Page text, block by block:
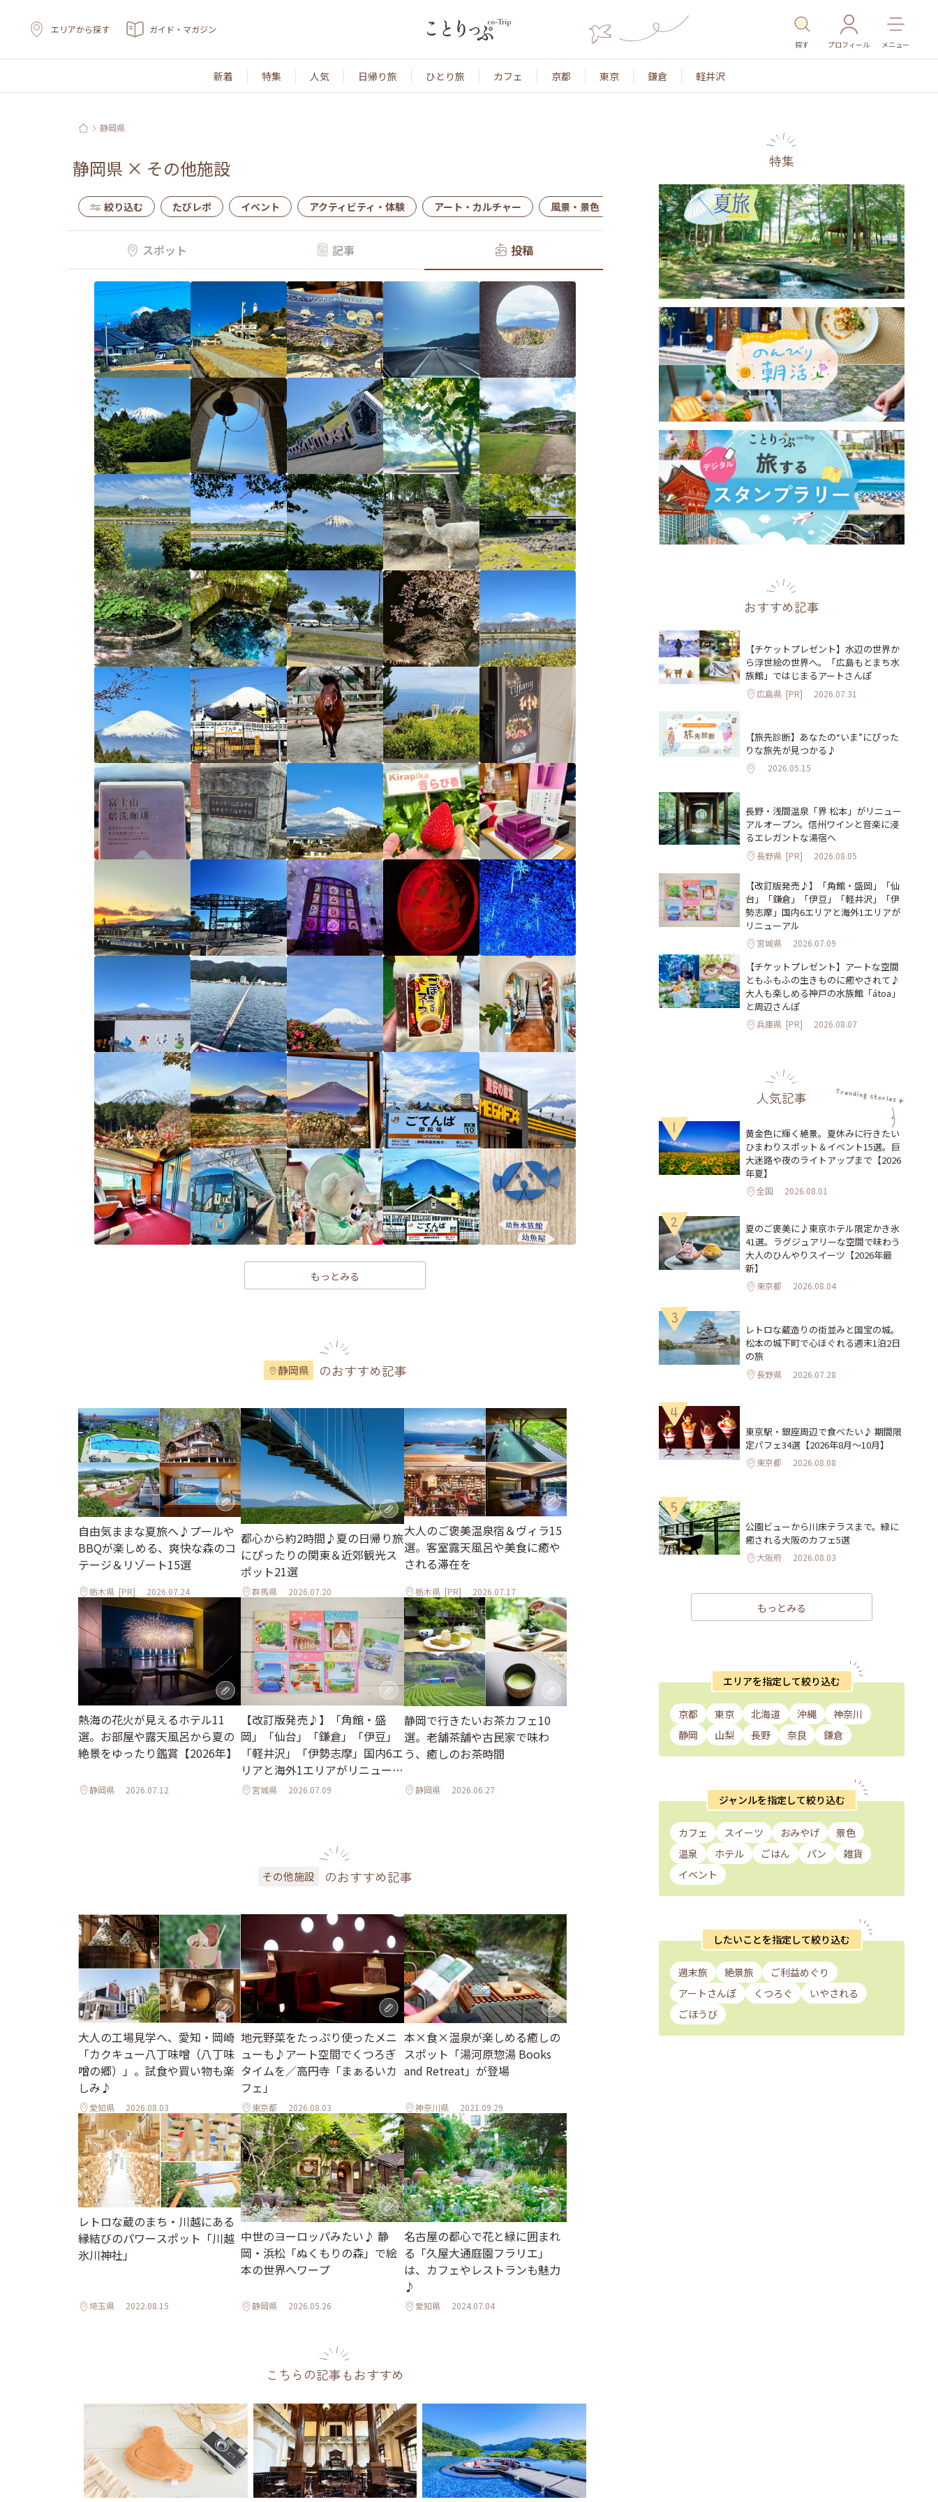
エリアから探す ガイド・マガジン
探す プロフィール メニュー
新着 特集 人気 日帰り旅 ひとり旅 カフェ 京都 東京 鎌倉 軽井沢
静岡県
静岡県 × その他施設
絞り込む たびレポ イベント アクティビティ・体験 アート・カルチャー 風景・景色 名所・旧跡 温泉・スパ その他施設 ごはん
スポット 記事 投稿
もっとみる
静岡県 のおすすめ記事
自由気ままな夏旅へ♪プールや
BBQが楽しめる、爽快な森のコ
テージ＆リゾート15選
栃木県 [PR] 2026.07.24
都心から約2時間♪夏の日帰り旅
にぴったりの関東＆近郊観光ス
ポット21選
群馬県 2026.07.20
大人のご褒美温泉宿＆ヴィラ15
選。客室露天風呂や美食に癒や
される滞在を
栃木県[PR] 2026.07.17
熱海の花火が見えるホテル11
選。お部屋や露天風呂から夏の
絶景をゆったり鑑賞【2026年】
静岡県 2026.07.12
【改訂版発売♪】「角館・盛
岡」「仙台」「鎌倉」「伊豆」
「軽井沢」「伊勢志摩」国内6エ
リアと海外1エリアがリニューア
ル宮城県 2026.07.09
静岡で行きたいお茶カフェ10
選。老舗茶舗や古民家で味わ
う、癒しのお茶時間
静岡県 2026.06.27
その他施設 のおすすめ記事
大人の工場見学へ、愛知・岡崎
「カクキュー八丁味噌（八丁味
噌の郷）」。試食や買い物も楽
しみ♪
愛知県 2026.08.03
地元野菜をたっぷり使ったメニ
ューも♪アート空間でくつろぎ
タイムを／高円寺「まぁるいカ
フェ」
東京都 2026.08.03
本×食×温泉が楽しめる癒しの
スポット「湯河原惣湯 Books
and Retreat」が登場
神奈川県 2021.09.29
レトロな蔵のまち・川越にある
縁結びのパワースポット「川越
氷川神社」
埼玉県 2022.08.15
中世のヨーロッパみたい♪ 静
岡・浜松「ぬくもりの森」で絵
本の世界へワープ
静岡県 2026.05.26
名古屋の都心で花と緑に囲まれ
る「久屋大通庭園フラリエ」
は、カフェやレストランも魅力
♪
愛知県 2024.07.04
こちらの記事もおすすめ
特集
おすすめ記事
【チケットプレゼント】水辺の世界か
ら浮世絵の世界へ。「広島もとまち水
族館」ではじまるアートさんぽ
広島県 [PR] 2026.07.31
【旅先診断】あなたの“いま”にぴった
りな旅先が見つかる♪
2026.05.15
長野・浅間温泉「界 松本」がリニュー
アルオープン。信州ワインと音楽に浸
るエレガントな湯宿へ
長野県 [PR] 2026.08.05
【改訂版発売♪】「角館・盛岡」「仙
台」「鎌倉」「伊豆」「軽井沢」「伊
勢志摩」国内6エリアと海外1エリアが
リニューアル
宮城県 2026.07.09
【チケットプレゼント】アートな空間
ともふもふの生きものに癒やされて♪
大人も楽しめる神戸の水族館「átoa」
と周辺さんぽ
兵庫県 [PR] 2026.08.07
人気記事
1
黄金色に輝く絶景。夏休みに行きたい
ひまわりスポット＆イベント15選。巨
大迷路や夜のライトアップまで【2026
年夏】
全国 2026.08.01
2
夏のご褒美に♪東京ホテル限定かき氷
41選。ラグジュアリーな空間で味わう
大人のひんやりスイーツ【2026年最
新】
東京都 2026.08.04
3
レトロな蔵造りの街並みと国宝の城。
松本の城下町で心ほぐれる週末1泊2日
の旅
長野県 2026.07.28
4
東京駅・銀座周辺で食べたい♪ 期間限
定パフェ34選【2026年8月～10月】
東京都 2026.08.08
5
公園ビューから川床テラスまで。緑に
癒される大阪のカフェ5選
大阪府 2026.08.03
もっとみる
エリアを指定して絞り込む
京都 東京 北海道 沖縄
神奈川
静岡
山梨 長野 奈良 鎌倉
ジャンルを指定して絞り込む
カフェ スイーツ おみやげ
景色
温泉
ホテル ごはん パン
雑貨
イベント
したいことを指定して絞り込む
週末旅 絶景旅
ご利益めぐり
アートさんぽ
くつろぐ
いやされる
ごほうび